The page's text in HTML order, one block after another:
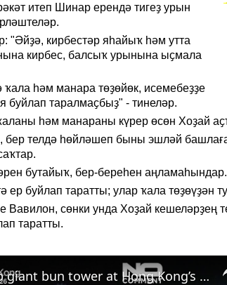
итеп Шинар ерендә тигеҙ урын
"Әйҙә, кирбестәр яһайыҡ һәм утта
кирбес, балсыҡ урынына ыҫмала
ҡала һәм манара төҙөйөк, исемебеҙҙе
буйлап таралмаҫбыҙ" - тинеләр.
һәм манараны күрер өсөн Хоҙай
телдә һөйләшеп быны эшләй
бутайыҡ, бер-береһен
ер буйлап таратты; улар ҡала төҙөүҙән
Вавилон, сөнки унда Хоҙай кешеләрҙең
таратты.
Climbers race up giant bun tower at Hong Kong’s colourful Bun Festival